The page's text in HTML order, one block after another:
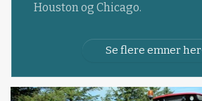
Houston og Chicago.
Se flere emner her